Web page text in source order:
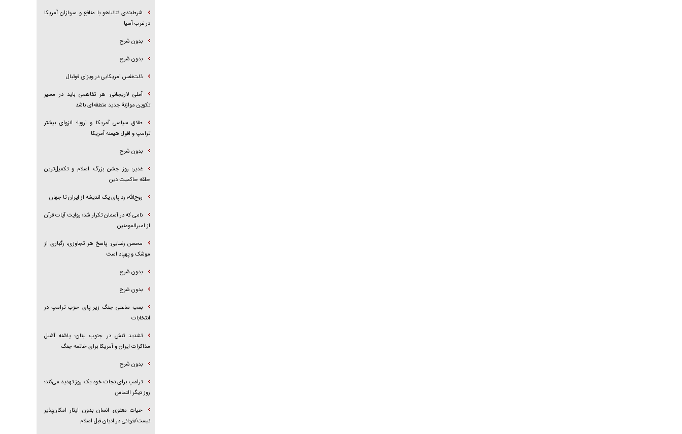
شرط‌بندی نتانیاهو با منافع و سربازان آمریکا
در غرب آسیا
بدون شرح
بدون شرح
ذلت‌نفس امریکایی در ویزای فوتبال
آملی لاریجانی: هر تفاهمی باید در مسیر
تکوین موازنۀ جدید منطقه‌ای باشد
طلاق سیاسی آمریکا و اروپا؛ انزوای بیشتر
ترامپ و افول هیمنه آمریکا
بدون شرح
غدیر؛ روز جشن بزرگ اسلام و تکمیل‌ترین
حلقه حاکمیت دین
روح‌الله؛ رد پای یک اندیشه از ایران تا جهان
نامی که در آسمان تکرار شد؛ روایت آیات قرآن
از امیرالمومنین
محسن رضایی: پاسخ هر تجاوزی، رگباری از
موشک و پهپاد است
بدون شرح
بدون شرح
بمب ساعتی جنگ زیر پای حزب ترام‍پ در
انتخابات
تشدید تنش در جنوب لبنان؛ پاشنه آشیل
مذاکرات ایران و آمریکا برای خاتمه جنگ
بدون شرح
ترامپ برای نجات خود یک روز تهدید می‌کند؛
روز دیگر التماس
حیات معنوی انسان بدون ایثار امکان‌پذیر
نیست/قربانی در ادیان قبل اسلام